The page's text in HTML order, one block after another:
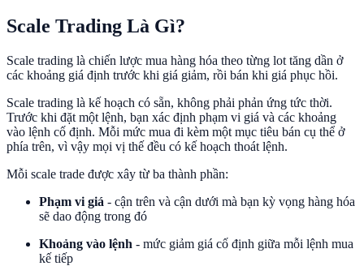
Scale Trading Là Gì?
Scale trading là chiến lược mua hàng hóa theo từng lot tăng dần ở
các khoảng giá định trước khi giá giảm, rồi bán khi giá phục hồi.
Scale trading là kế hoạch có sẵn, không phải phản ứng tức thời.
Trước khi đặt một lệnh, bạn xác định phạm vi giá và các khoảng
vào lệnh cố định. Mỗi mức mua đi kèm một mục tiêu bán cụ thể ở
phía trên, vì vậy mọi vị thế đều có kế hoạch thoát lệnh.
Mỗi scale trade được xây từ ba thành phần:
Phạm vi giá - cận trên và cận dưới mà bạn kỳ vọng hàng hóa
sẽ dao động trong đó
Khoảng vào lệnh - mức giảm giá cố định giữa mỗi lệnh mua
kế tiếp